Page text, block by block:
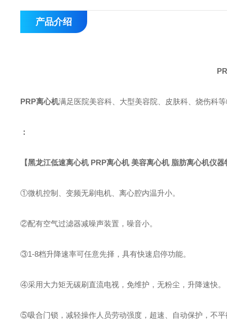
产品介绍
PRP离心机满足医院美容科 大型美容院 皮肤科、烧伤科
：
【黑龙江低速离心机 PRP离心机 美容离心机 脂肪离心机仪器
①微机控制、变频无刷电机、离心腔内温升小。
②配有空气过滤器减噪声装置，噪音小。
③1-8档升降速率可任意先择，具有快速启停功能。
④采用大力矩无碳刷直流电视，免维护，无粉尘，升降速快。
⑤吸合门锁，减轻操作人员劳动强度，超速、自动保护，不平